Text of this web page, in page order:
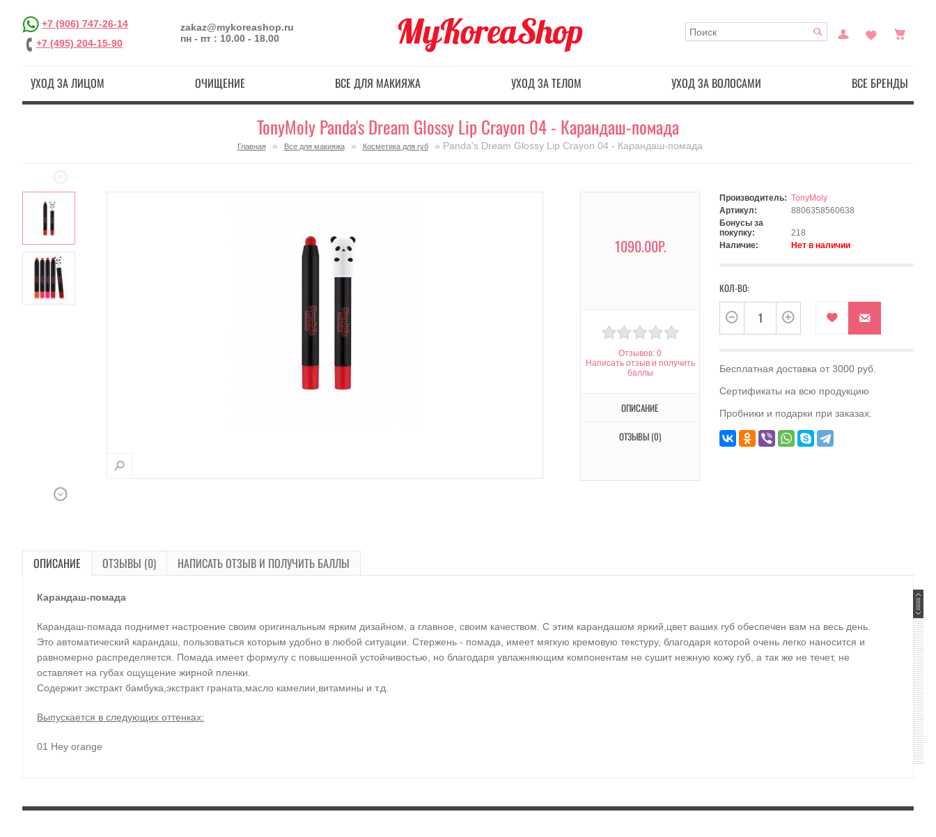
+7 (906) 747-26-14
+7 (495) 204-15-90
zakaz@mykoreashop.ru
пн - пт : 10.00 - 18.00
УХОД ЗА ЛИЦОМ ОЧИЩЕНИЕ ВСЕ ДЛЯ МАКИЯЖА УХОД ЗА ТЕЛОМ УХОД ЗА ВОЛОСАМИ ВСЕ БРЕНДЫ
TonyMoly Panda's Dream Glossy Lip Crayon 04 - Карандаш-помада
Главная » Все для макияжа » Косметика для губ » Panda's Dream Glossy Lip Crayon 04 - Карандаш-помада
1090.00Р.
Отзывов: 0
Написать отзыв и получить
баллы
ОПИСАНИЕ
ОТЗЫВЫ (0)
Производитель: TonyMoly
Артикул:
8806358560638
Бонусы за
покупку:
218
Наличие:
Нет в наличии
КОЛ-ВО:
Бесплатная доставка от 3000 руб.
Сертификаты на всю продукцию
Пробники и подарки при заказах.
ОПИСАНИЕ ОТЗЫВЫ (0) НАПИСАТЬ ОТЗЫВ И ПОЛУЧИТЬ БАЛЛЫ
Карандаш-помада
Карандаш-помада поднимет настроение своим оригинальным ярким дизайном, а главное, своим качеством. С этим карандашом яркий,цвет ваших губ обеспечен вам на весь день.
Это автоматический карандаш, пользоваться которым удобно в любой ситуации. Стержень - помада, имеет мягкую кремовую текстуру, благодаря которой очень легко наносится и
равномерно распределяется. Помада имеет формулу с повышенной устойчивостью, но благодаря увлажняющим компонентам не сушит нежную кожу губ, а так же не течет, не
оставляет на губах ощущение жирной пленки.
Содержит экстракт бамбука,экстракт граната,масло камелии,витамины и т.д.
Выпускается в следующих оттенках:
01 Hey orange
03 Pink lady